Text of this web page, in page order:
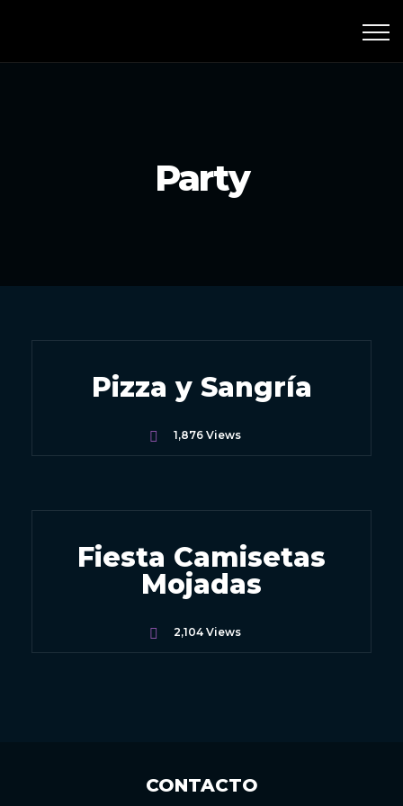
Party
Pizza y Sangría
1,876 Views
Fiesta Camisetas
Mojadas
2,104 Views
CONTACTO